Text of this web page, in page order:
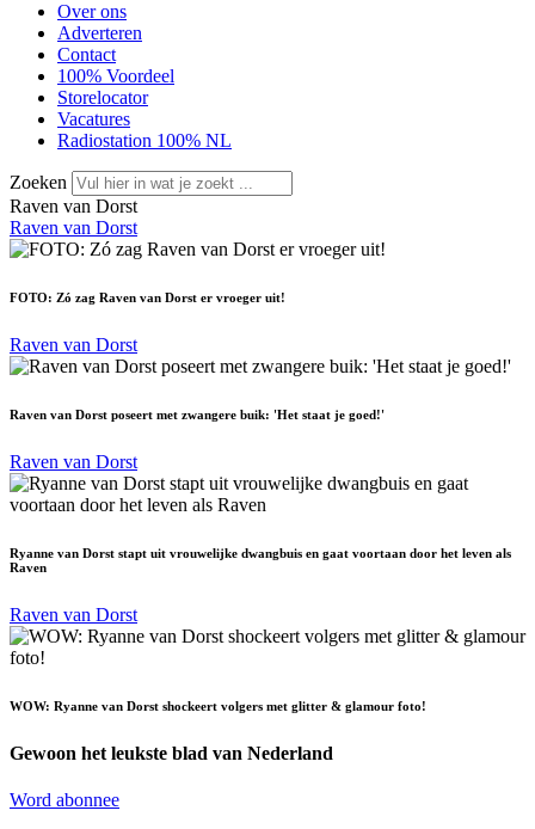
Over ons
Adverteren
Contact
100% Voordeel
Storelocator
Vacatures
Radiostation 100% NL
Zoeken
Raven van Dorst
Raven van Dorst
FOTO: Zó zag Raven van Dorst er vroeger uit!
Raven van Dorst
Raven van Dorst poseert met zwangere buik: 'Het staat je goed!'
Raven van Dorst
Ryanne van Dorst stapt uit vrouwelijke dwangbuis en gaat voortaan door het leven als
Raven
Raven van Dorst
WOW: Ryanne van Dorst shockeert volgers met glitter & glamour foto!
Gewoon het leukste blad van Nederland
Word abonnee